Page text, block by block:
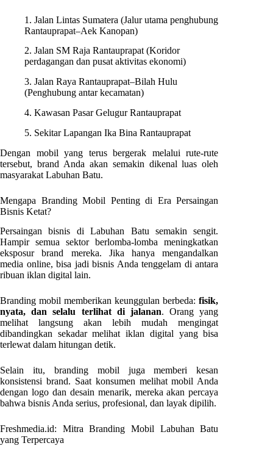
1. Jalan Lintas Sumatera (Jalur utama penghubung
Rantauprapat–Aek Kanopan)
2. Jalan SM Raja Rantauprapat (Koridor
perdagangan dan pusat aktivitas ekonomi)
3. Jalan Raya Rantauprapat–Bilah Hulu
(Penghubung antar kecamatan)
4. Kawasan Pasar Gelugur Rantauprapat
5. Sekitar Lapangan Ika Bina Rantauprapat
Dengan mobil yang terus bergerak melalui rute-rute
tersebut, brand Anda akan semakin dikenal luas oleh
masyarakat Labuhan Batu.
Mengapa Branding Mobil Penting di Era Persaingan
Bisnis Ketat?
Persaingan bisnis di Labuhan Batu semakin sengit.
Hampir semua sektor berlomba-lomba meningkatkan
eksposur brand mereka. Jika hanya mengandalkan
media online, bisa jadi bisnis Anda tenggelam di antara
ribuan iklan digital lain.
Branding mobil memberikan keunggulan berbeda:fisik,
nyata, dan selalu terlihat di jalanan. Orang yang
melihat langsung akan lebih mudah mengingat
dibandingkan sekadar melihat iklan digital yang bisa
terlewat dalam hitungan detik.
Selain itu, branding mobil juga memberi kesan
konsistensi brand. Saat konsumen melihat mobil Anda
dengan logo dan desain menarik, mereka akan percaya
bahwa bisnis Anda serius, profesional, dan layak dipilih.
Freshmedia.id: Mitra Branding Mobil Labuhan Batu
yang Terpercaya